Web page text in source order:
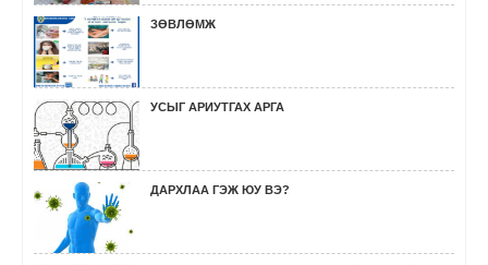
ЗӨВЛӨМЖ
УСЫГ АРИУТГАХ АРГА
ДАРХЛАА ГЭЖ ЮУ ВЭ?